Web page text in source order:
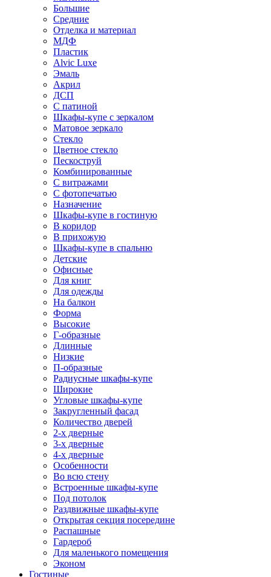
Большие
Средние
Отделка и материал
МДФ
Пластик
Alvic Luxe
Эмаль
Акрил
ДСП
С патиной
Шкафы-купе с зеркалом
Матовое зеркало
Стекло
Цветное стекло
Пескоструй
Комбинированные
С витражами
С фотопечатью
Назначение
Шкафы-купе в гостиную
В коридор
В прихожую
Шкафы-купе в спальню
Детские
Офисные
Для книг
Для одежды
На балкон
Форма
Высокие
Г-образные
Длинные
Низкие
П-образные
Радиусные шкафы-купе
Широкие
Угловые шкафы-купе
Закругленный фасад
Количество дверей
2-х дверные
3-х дверные
4-х дверные
Особенности
Во всю стену
Встроенные шкафы-купе
Под потолок
Раздвижные шкафы-купе
Открытая секция посередине
Распашные
Гардероб
Для маленького помещения
Эконом
Гостиные